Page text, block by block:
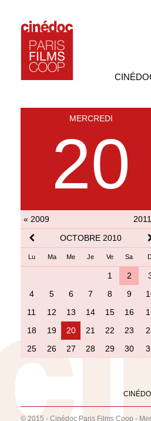
MERCREDI
20
« 2009
OCTOBRE 2010
Lu Ma Me Je Ve Sa
1 2
4
5 6 7 8 9
11
12 13 14 15 16
18
19 20 21 22 23
25
26 27 28 29 30
© 2015 - Cinédoc Paris Films Coop -